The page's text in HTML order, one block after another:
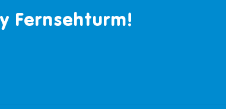
Fernsehturm!